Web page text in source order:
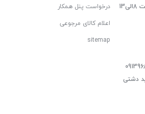
دشتی
درخواست پنل همکار
اعلام کالای مرجوعی
sitemap